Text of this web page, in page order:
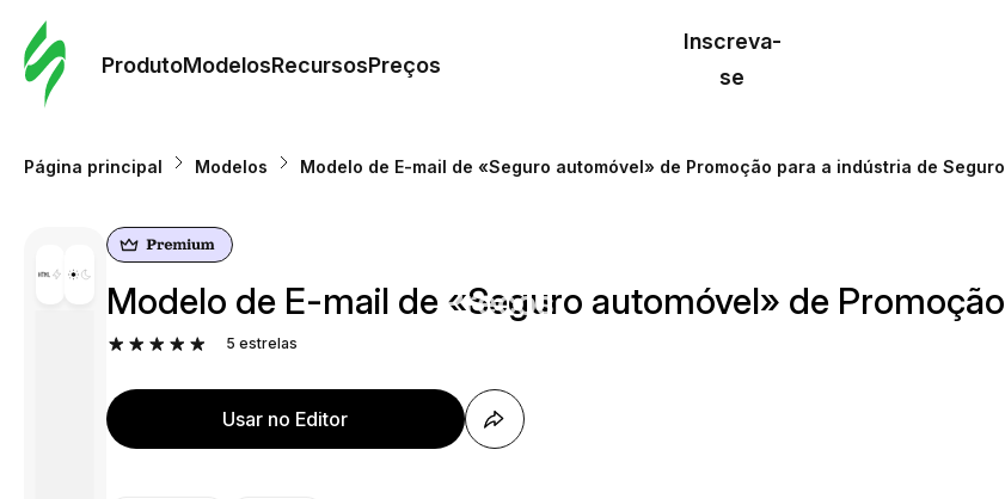
ProdutoModelosRecursosPreços
Preços
Inscreva-
se
Página principal Modelos Modelo de E-mail de «Seguro automóvel» de Promoção para a indústria de Seguro
Modelo de E-mail de «Seguro automóvel» de
5 estrelas
Usar no Editor